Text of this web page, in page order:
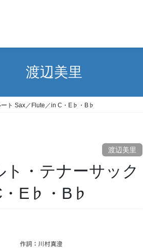
渡辺美里
ート Sax／Flute／in C・E♭・B♭
渡辺美里
ト・テナーサック
・E♭・B♭